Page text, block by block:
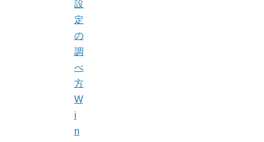
設
定
の
調
べ
方
W
i
n